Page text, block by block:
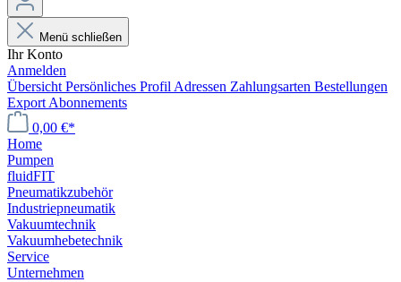
Menü schließen
Ihr Konto
Anmelden
Übersicht Persönliches Profil Adressen Zahlungsarten Bestellungen
Export Abonnements
0,00 €*
Home
Pumpen
fluidFIT
Pneumatikzubehör
Industriepneumatik
Vakuumtechnik
Vakuumhebetechnik
Service
Unternehmen